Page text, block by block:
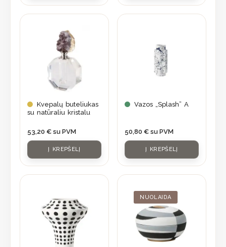
Kvepalų buteliukas
su natūraliu kristalu
53,20 € su PVM
Į KREPŠELĮ
Vazos „Splash” A
50,80 € su PVM
Į KREPŠELĮ
NUOLAIDA
was:
84,70 €.
is: